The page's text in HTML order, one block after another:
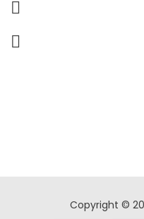
Copyright ©